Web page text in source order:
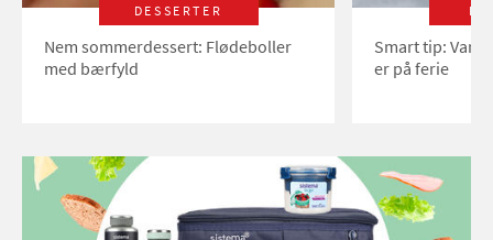
DESSERTER
Nem sommerdessert: Flødeboller
med bærfyld
Smart tip:
er på ferie